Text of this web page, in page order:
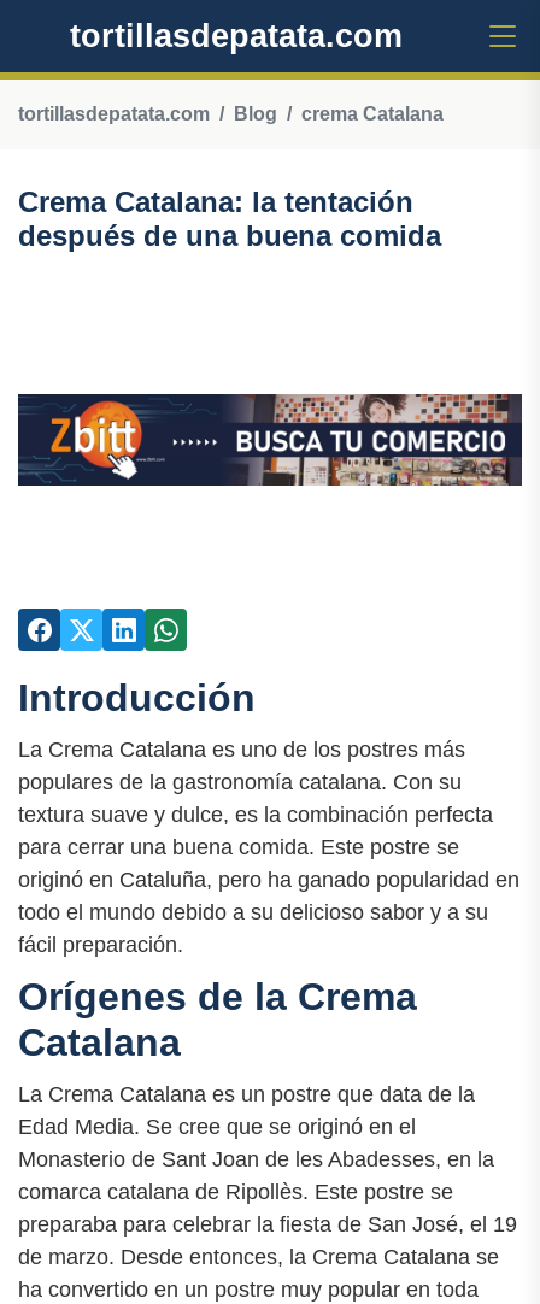
tortillasdepatata.com
tortillasdepatata.com Blog crema Catalana
Crema Catalana: la tentación
después de una buena comida
Introducción
La Crema Catalana es uno de los postres más
populares de la gastronomía catalana. Con su
textura suave y dulce, es la combinación perfecta
para cerrar una buena comida. Este postre se
originó en Cataluña, pero ha ganado popularidad en
todo el mundo debido a su delicioso sabor y a su
fácil preparación.
Orígenes de la Crema
Catalana
La Crema Catalana es un postre que data de la
Edad Media. Se cree que se originó en el
Monasterio de Sant Joan de les Abadesses, en la
comarca catalana de Ripollès. Este postre se
preparaba para celebrar la fiesta de San José, el 19
de marzo. Desde entonces, la Crema Catalana se
ha convertido en un postre muy popular en toda